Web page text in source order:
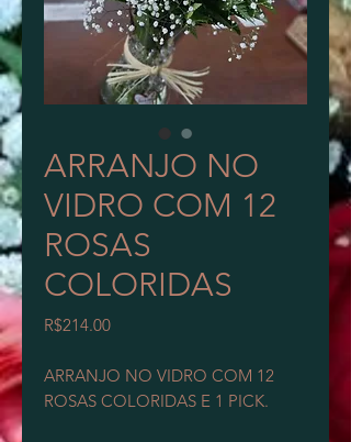
ARRANJO NO
VIDRO COM 12
ROSAS
COLORIDAS
R$214.00Price
ARRANJO NO VIDRO COM 12
ROSAS COLORIDAS E 1 PICK.